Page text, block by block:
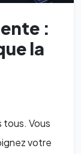
:
la
Vous
votre